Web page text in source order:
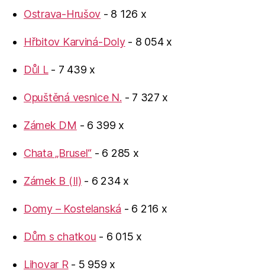
Ostrava-Hrušov - 8 126 x
Hřbitov Karviná-Doly- 8 054 x
Důl L- 7 439 x
Opuštěná vesnice N. - 7 327 x
Zámek DM - 6 399 x
Chata „Brusel“ - 6 285 x
Zámek B (II) - 6 234 x
Domy – Kostelanská - 6 216 x
Dům s chatkou - 6 015 x
Lihovar R - 5 959 x